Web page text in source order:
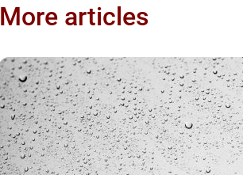
More articles